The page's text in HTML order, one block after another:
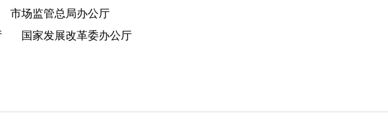
市场监管总局办公厅
国家发展改革委办公厅